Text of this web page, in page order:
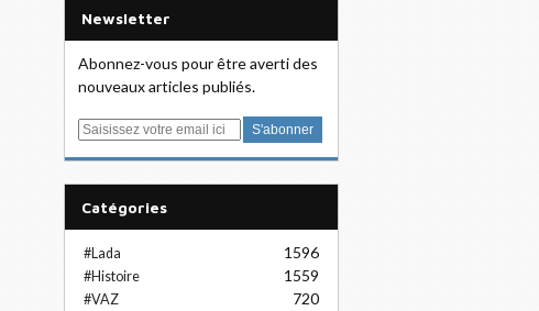
Newsletter
Abonnez-vous pour être averti des
nouveaux articles publiés.
E
Catégories
#Lada 1596
#Histoire 1559
#VAZ 720